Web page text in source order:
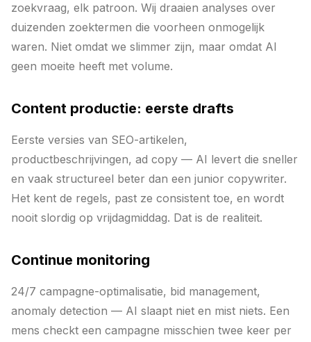
zoekvraag, elk patroon. Wij draaien analyses over
duizenden zoektermen die voorheen onmogelijk
waren. Niet omdat we slimmer zijn, maar omdat AI
geen moeite heeft met volume.
Content productie: eerste drafts
Eerste versies van SEO-artikelen,
productbeschrijvingen, ad copy — AI levert die sneller
en vaak structureel beter dan een junior copywriter.
Het kent de regels, past ze consistent toe, en wordt
nooit slordig op vrijdagmiddag. Dat is de realiteit.
Continue monitoring
24/7 campagne-optimalisatie, bid management,
anomaly detection — AI slaapt niet en mist niets. Een
mens checkt een campagne misschien twee keer per